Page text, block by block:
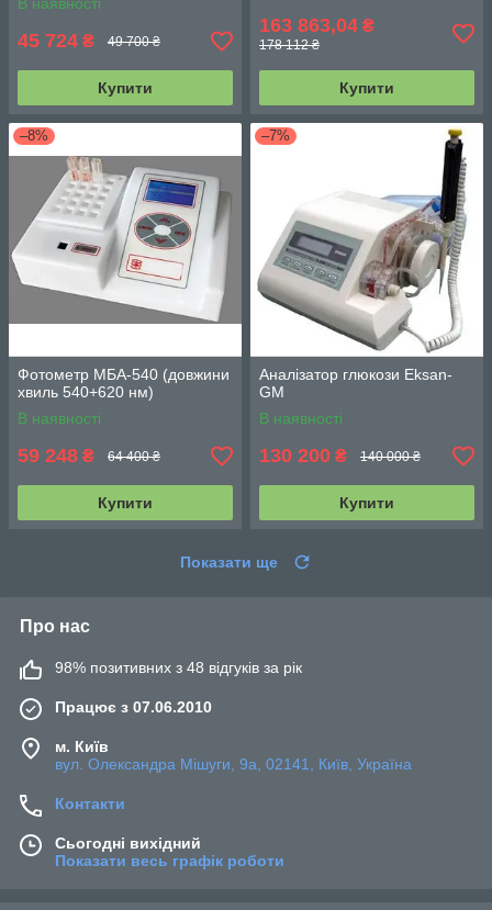
В наявності
45 724 ₴ 49 700 ₴
Купити
163 863,04 ₴
178 112 ₴
Купити
–8%
Фотометр МБА-540 (довжини
хвиль 540+620 нм)
В наявності
59 248 ₴ 64 400 ₴
Купити
–7%
Аналізатор глюкози Eksan-
GM
В наявності
130 200 ₴ 140 000 ₴
Купити
Показати ще
Про нас
98% позитивних з 48 відгуків за рік
Працює з 07.06.2010
м. Київ
вул. Олександра Мішуги, 9а, 02141, Київ, Україна
Контакти
Сьогодні вихідний
Показати весь графік роботи